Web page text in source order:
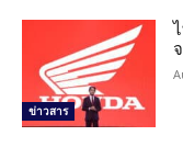
ข่าวสาร